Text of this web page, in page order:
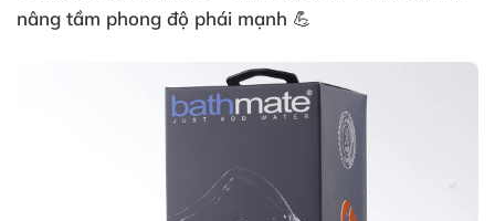
nâng tầm phong độ phái mạnh 💪